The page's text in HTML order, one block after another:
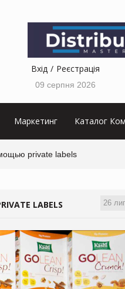
Вхід Реєстрація
09 серпня 2026
Маркетинг Каталог
private labels
26
LABELS